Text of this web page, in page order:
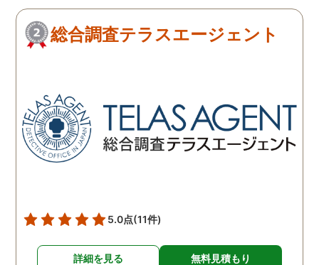
総合調査テラスエージェント
5.0点(11件)
詳細を見る 無料見積もり